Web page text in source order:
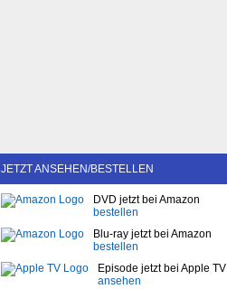
JETZT ANSEHEN/BESTELLEN
DVD jetzt bei Amazon
bestellen
Blu-ray jetzt bei Amazon
bestellen
Episode jetzt bei Apple TV
ansehen